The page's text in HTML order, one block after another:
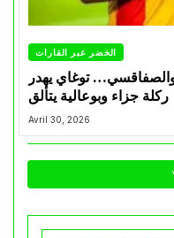
الخضر عبر القارات
توغاي يهدر
ركلة جزاء وبوعالية يتألق
Avril 30, 2026